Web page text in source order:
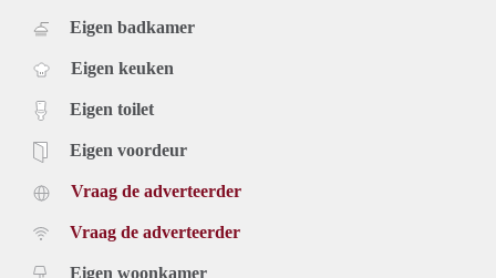
Eigen badkamer
Eigen keuken
Eigen toilet
Eigen voordeur
Vraag de adverteerder
Vraag de adverteerder
Eigen woonkamer